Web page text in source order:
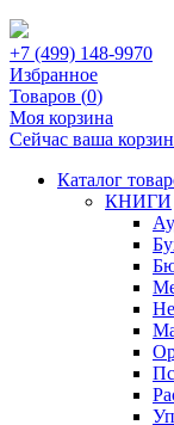
+7 (499) 148-9970
Избранное
Товаров (0)
Моя корзина
Сейчас ваша
Каталог
КНИГИ